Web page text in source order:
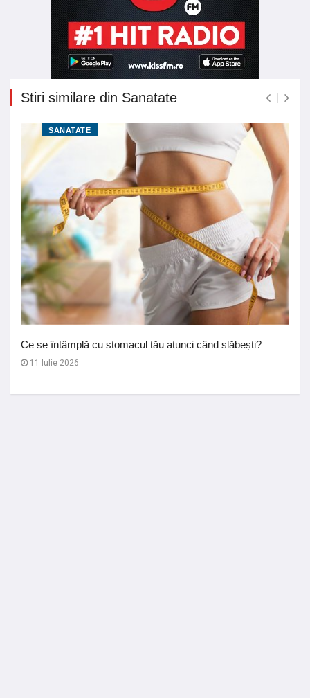
Stiri similare din Sanatate
SANATATE
Ce se întâmplă cu stomacul tău atunci când slăbești?
11 Iulie 2026